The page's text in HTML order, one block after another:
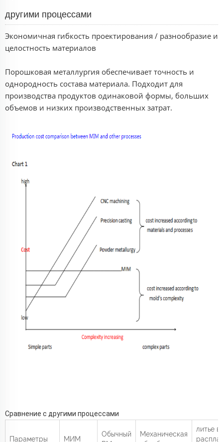
другими процессами
Экономичная гибкость проектирования / разнообразие и
целостность материалов
Порошковая металлургия обеспечивает точность и
однородность состава материала. Подходит для
производства продуктов одинаковой формы, больших
объемов и низких производственных затрат.
Сравнение с другими процессами
Параметры МИМ
Обычный
Механическая
литье в